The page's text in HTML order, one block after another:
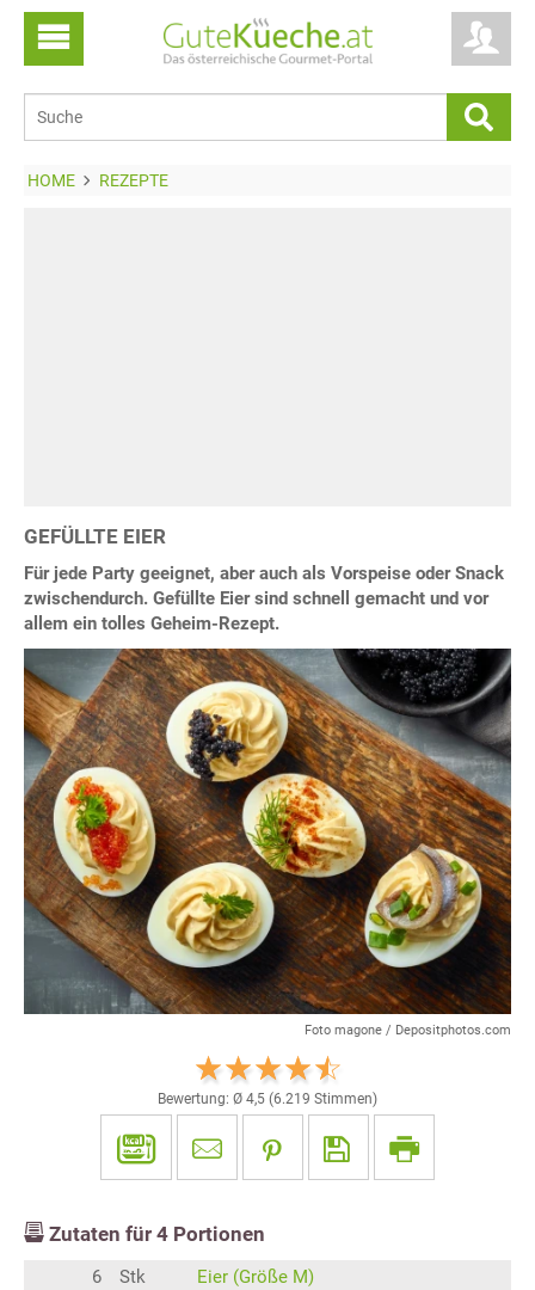
HOME REZEPTE
GEFÜLLTE EIER
Für jede Party geeignet, aber auch als Vorspeise oder Snack
zwischendurch. Gefüllte Eier sind schnell gemacht und vor
allem ein tolles Geheim-Rezept.
Foto magone / Depositphotos.com
Bewertung: Ø 4,5 (6.219 Stimmen)
Zutaten für 4 Portionen
6 Stk
Eier (Größe M)